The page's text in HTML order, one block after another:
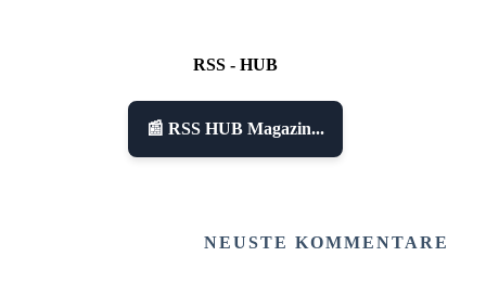
RSS - HUB
📰 RSS HUB Magazin...
NEUSTE KOMMENTARE